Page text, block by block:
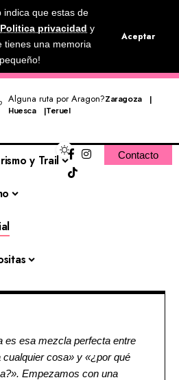
indica que estas de
Politica privacidad y
tienes una memoria
Aceptar
Alguna ruta por Aragon?Zaragoza
Huesca
Teruel
y Trail Contacto
es esa mezcla perfecta entre
cosa» y «¿por qué
Empezamos con una